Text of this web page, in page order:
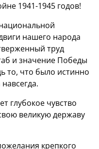
1941-1945 годов!
нашего народа
труд
и значение Победы
то, что было истинно
глубокое чувство
великую державу
крепкого